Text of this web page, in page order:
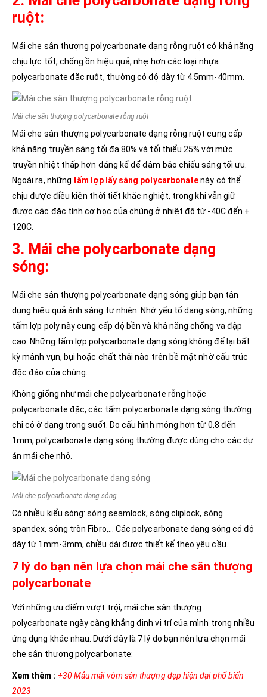
ruột:
Mái che sân thượng polycarbonate dạng rỗng ruột có khả năng
chịu lực tốt, chống ồn hiệu quả, nhẹ hơn các loại nhựa
polycarbonate đặc ruột, thường có độ dày từ 4.5mm-40mm.
Mái che sân thượng polycarbonate rỗng ruột
Mái che sân thượng polycarbonate dạng rỗng ruột cung cấp
khả năng truyền sáng tối đa 80% và tối thiểu 25% với mức
truyền nhiệt thấp hơn đáng kể để đảm bảo chiếu sáng tối ưu.
Ngoài ra, những tấm lợp lấy sáng polycarbonatenày có thể
chịu được điều kiện thời tiết khắc nghiệt, trong khi vẫn giữ
được các đặc tính cơ học của chúng ở nhiệt độ từ -40C đến +
120C.
3. Mái che polycarbonate dạng
sóng:
Mái che sân thượng polycarbonate dạng sóng giúp bạn tận
dụng hiệu quả ánh sáng tự nhiên. Nhờ yếu tố dạng sóng, những
tấm lợp poly này cung cấp độ bền và khả năng chống va đập
cao. Những tấm lợp polycarbonate dạng sóng không để lại bất
kỳ mảnh vụn, bụi hoặc chất thải nào trên bề mặt nhờ cấu trúc
độc đáo của chúng.
Không giống như mái che polycarbonate rỗng hoặc
polycarbonate đặc, các tấm polycarbonate dạng sóng thường
chỉ có ở dạng trong suốt. Do cấu hình mỏng hơn từ 0,8 đến
1mm, polycarbonate dạng sóng thường được dùng cho các dự
án mái che nhỏ.
Mái che polycarbonate dạng sóng
Có nhiều kiểu sóng: sóng seamlock, sóng cliplock, sóng
spandex, sóng tròn Fibro,… Các polycarbonate dạng sóng có độ
dày từ 1mm-3mm, chiều dài được thiết kế theo yêu cầu.
7 lý do bạn nên lựa chọn mái che sân thượng
polycarbonate
Với những ưu điểm vượt trội, mái che sân thượng
polycarbonate ngày càng khẳng định vị trí của mình trong nhiều
ứng dụng khác nhau. Dưới đây là 7 lý do bạn nên lựa chọn mái
che sân thượng polycarbonate:
Xem thêm : +30 Mẫu mái vòm sân thượng đẹp hiện đại phổ biến
2023